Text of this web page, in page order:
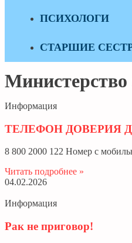
ПСИХОЛОГИ
СТАРШИЕ
Министерство
Информация
ТЕЛЕФОН ДОВЕРИЯ
8 800 2000 122 Номер с
Читать подробнее »
04.02.2026
Информация
Рак не приговор!